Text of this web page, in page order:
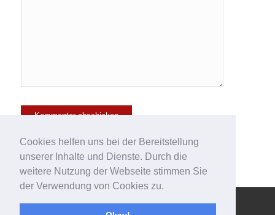
Cookies helfen uns bei der Bereitstellung
unserer Inhalte und Dienste. Durch die
weitere Nutzung der Webseite stimmen Sie
der Verwendung von Cookies zu.
© Copyright - 123effizientdabei - Mehr Effizienz im Büro - mehr